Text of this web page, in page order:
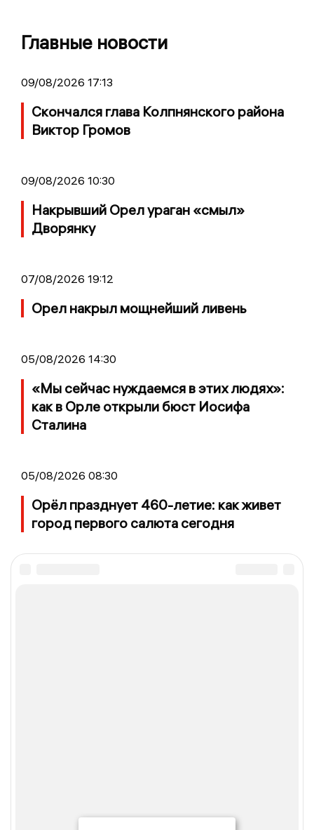
Главные новости
09/08/2026 17:13
Скончался глава Колпнянского района
Виктор Громов
09/08/2026 10:30
Накрывший Орел ураган «смыл»
Дворянку
07/08/2026 19:12
Орел накрыл мощнейший ливень
05/08/2026 14:30
«Мы сейчас нуждаемся в этих людях»:
как в Орле открыли бюст Иосифа
Сталина
05/08/2026 08:30
Орёл празднует 460-летие: как живет
город первого салюта сегодня